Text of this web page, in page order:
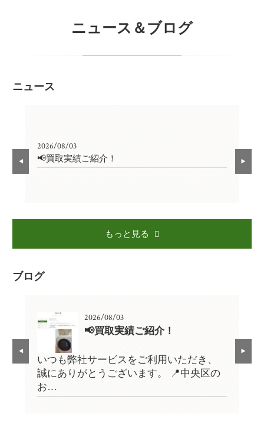
ニュース＆ブログ
ニュース
2026/08/03
📢買取実績ご紹介！
もっと見る
ブログ
2026/08/03
📢買取実績ご紹介！
いつも弊社サービスをご利用いただき、
誠にありがとうございます。 📍中央区の
お…